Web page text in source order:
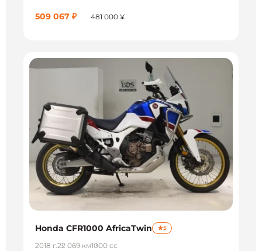
509 067 ₽ 481 000 ¥
Honda CFR1000 AfricaTwin 5
2018 г.22 069 км1000 сс